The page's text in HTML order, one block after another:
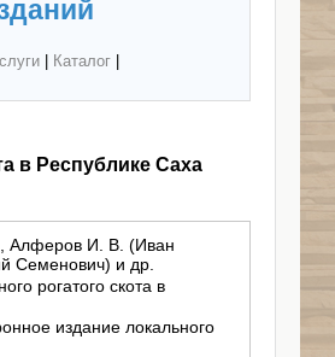
| Каталог|
в Республике Саха
Алферов И. В. (Иван
Семенович) и др.
рогатого скота в
издание локального